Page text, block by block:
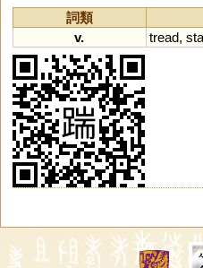
詞類
v.
tread,